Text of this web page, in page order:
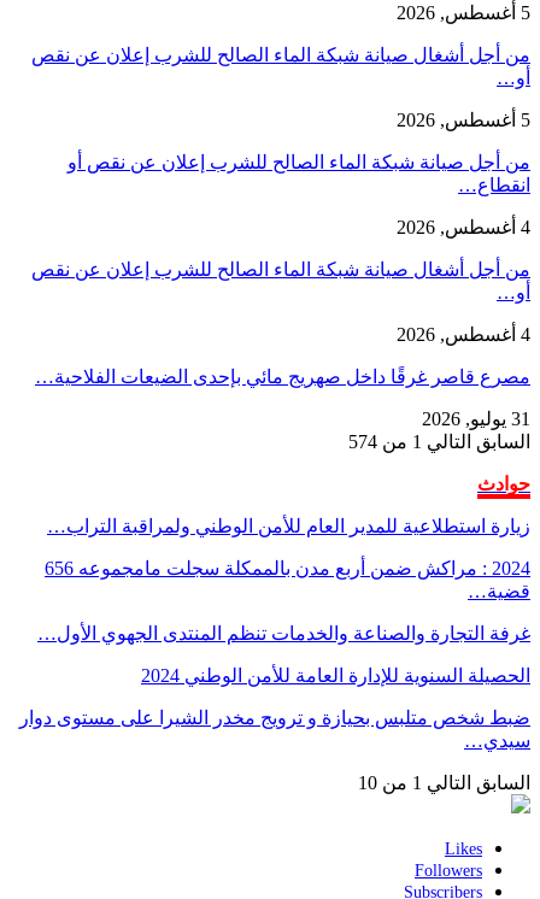
5 أغسطس, 2026
من أجل أشغال صيانة شبكة الماء الصالح للشرب إعلان عن نقص
أو…
5 أغسطس, 2026
من أجل صيانة شبكة الماء الصالح للشرب إعلان عن نقص أو
انقطاع…
4 أغسطس, 2026
من أجل أشغال صيانة شبكة الماء الصالح للشرب إعلان عن نقص
أو…
4 أغسطس, 2026
مصرع قاصر غرقًا داخل صهريج مائي بإحدى الضيعات الفلاحية…
31 يوليو, 2026
السابق التالي 1 من 574
حوادث
زيارة استطلاعية للمدير العام للأمن الوطني ولمراقبة التراب…
2024 : مراكش ضمن أربع مدن بالممكلة سجلت مامجموعه 656
قضية…
غرفة التجارة والصناعة والخدمات تنظم المنتدى الجهوي الأول…
الحصيلة السنوية للإدارة العامة للأمن الوطني 2024
ضبط شخص متلبس بحيازة و ترويج مخدر الشيرا على مستوى دوار
سيدي…
السابق التالي 1 من 10
Likes
Followers
Subscribers